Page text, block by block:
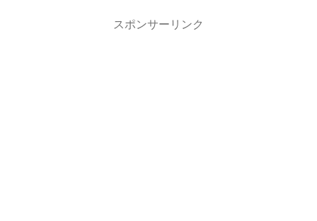
スポンサーリンク